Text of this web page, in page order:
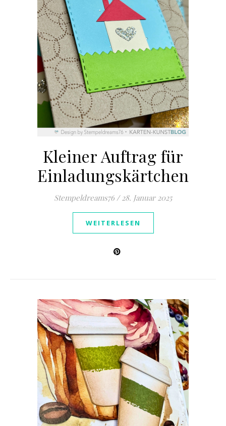
Kleiner Auftrag für
Einladungskärtchen
Stempeldreams76 / 28. Januar 2025
WEITERLESEN